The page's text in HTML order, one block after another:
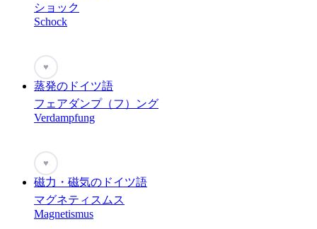
ショック
Schock
♥
蒸発のドイツ語
フェアダンプ（フ）ング
Verdampfung
♥
磁力・磁気のドイツ語
マグネティスムス
Magnetismus